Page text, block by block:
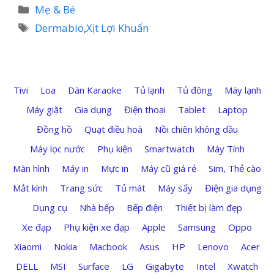
Danh
mục
Mẹ & Bé
Thẻ
Dermabio,Xịt Lợi Khuẩn
Tivi Loa Dàn Karaoke Tủ lạnh Tủ đông
Máy lạnh
Máy giặt
Gia dụng Điện thoại Tablet
Laptop
Đồng hồ
Quạt điều hoà
Nồi chiên không dầu
Máy lọc nước
Phụ kiện Smartwatch
Máy Tính
Màn hình
Máy in Mực in Máy cũ giá rẻ
Sim, Thẻ cào
Mắt kính
Trang sức Tủ mát Máy sấy
Điện gia dụng
Dụng cụ
Nhà bếp Bếp điện
Thiết bị làm đẹp
Xe đạp
Phụ kiện xe đạp Apple Samsung
Oppo
Xiaomi
Nokia Macbook Asus HP Lenovo
Acer
DELL
MSI Surface LG Gigabyte Intel
Xwatch